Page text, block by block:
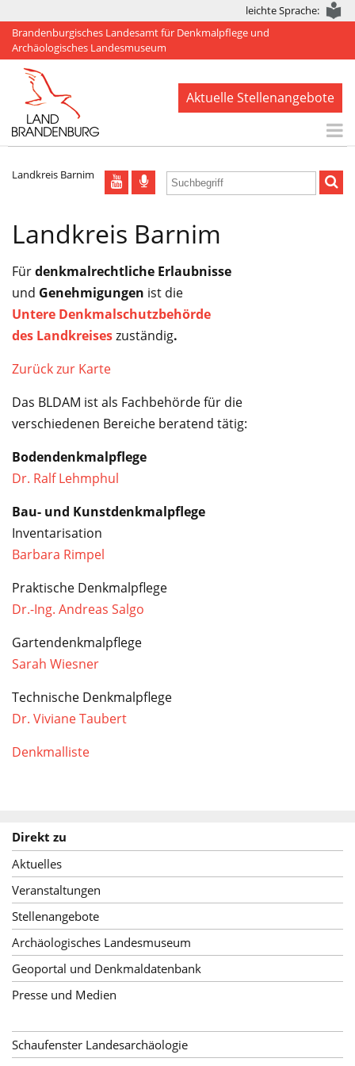
leichte Sprache:
Brandenburgisches Landesamt für Denkmalpflege und
Archäologisches Landesmuseum
Aktuelle Stellenangebote
BLDAM
Denkmale
Publikationen
Landkreis Barnim
Landkreis Barnim
Fürdenkmalrechtliche Erlaubnisse
und Genehmigungen ist die
Untere Denkmalschutzbehörde
des Landkreiseszuständig.
Zurück zur Karte
Das BLDAM ist als Fachbehörde für die
verschiedenen Bereiche beratend tätig:
Bodendenkmalpflege
Dr. Ralf Lehmphul
Bau- und Kunstdenkmalpflege
Inventarisation
Barbara Rimpel
Praktische Denkmalpflege
Dr.-Ing. Andreas Salgo
Gartendenkmalpflege
Sarah Wiesner
Technische Denkmalpflege
Dr. Viviane Taubert
Denkmalliste
Direkt zu
Aktuelles
Veranstaltungen
Stellenangebote
Archäologisches Landesmuseum
Geoportal und Denkmaldatenbank
Presse und Medien
Schaufenster Landesarchäologie